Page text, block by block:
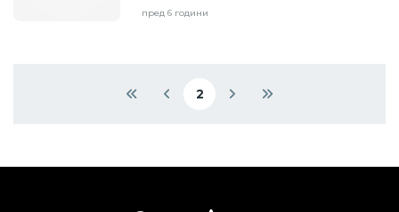
пред 6 години
First pagePrevious page
Current page
2 Next pageLast page